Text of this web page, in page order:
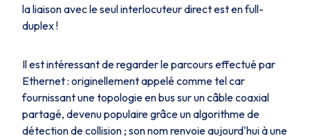
la liaison avec le seul interlocuteur direct est enfull-
duplex!
Il est intéressant de regarder le parcours effectué par
Ethernet: originellement appelé comme tel car
fournissant une topologie en bus sur un câble coaxial
partagé, devenu populaire grâce un algorithme de
détection de collision ; son nom renvoie aujourd'hui à une